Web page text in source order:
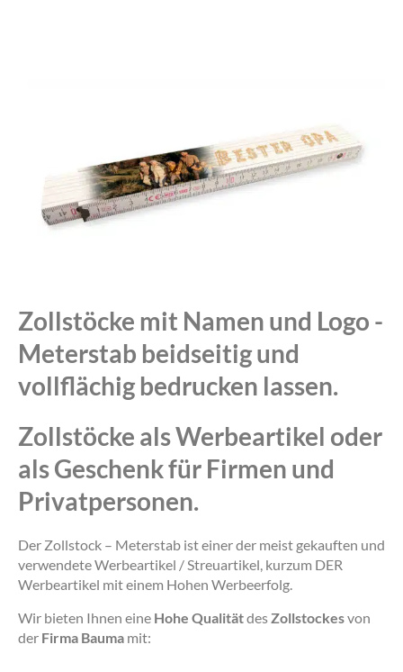
Zollstöcke mit Namen und Logo -
Meterstab beidseitig und
vollflächig bedrucken lassen.
Zollstöcke als Werbeartikel oder
als Geschenk für Firmen und
Privatpersonen.
Der Zollstock – Meterstab ist einer der meist gekauften und
verwendete Werbeartikel / Streuartikel, kurzum DER
Werbeartikel mit einem Hohen Werbeerfolg.
Wir bieten Ihnen eine Hohe Qualitätdes Zollstockesvon
der Firma Bauma mit: